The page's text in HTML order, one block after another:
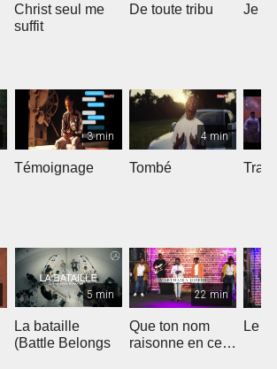
Christ seul me
suffit
De toute tribu Je
3 min
Témoignage
4 min
Tombé
5 min
La bataille
(Battle Belongs
22 min
Que ton nom
raisonne en ce
Le